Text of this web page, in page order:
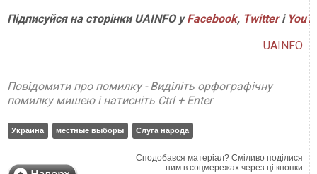
Підписуйся на сторінки UAINFO уFacebook, Twitterі
UAINFO
Повідомити про помилку - Виділіть орфографічну
помилку мишею і натисніть Ctrl + Enter
Украина местные выборы Слуга народа
Сподобався матеріал? Сміливо поділися
ним в соцмережах через ці кнопки